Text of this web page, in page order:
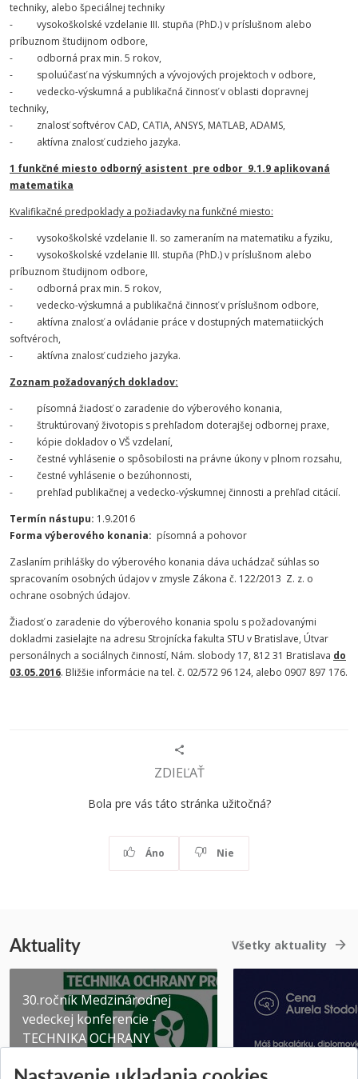
techniky, alebo špeciálnej techniky
- vysokoškolské vzdelanie III. stupňa (PhD.) v príslušnom alebo
príbuznom študijnom odbore,
- odborná prax min. 5 rokov,
- spoluúčasť na výskumných a vývojových projektoch v odbore,
- vedecko-výskumná a publikačná činnosť v oblasti dopravnej
techniky,
- znalosť softvérov CAD, CATIA, ANSYS, MATLAB, ADAMS,
- aktívna znalosť cudzieho jazyka.
1 funkčné miesto odborný asistent pre odbor 9.1.9 aplikovaná
matematika
Kvalifikačné predpoklady a požiadavky na funkčné miesto:
- vysokoškolské vzdelanie II. so zameraním na matematiku a fyziku,
- vysokoškolské vzdelanie III. stupňa (PhD.) v príslušnom alebo
príbuznom študijnom odbore,
- odborná prax min. 5 rokov,
- vedecko-výskumná a publikačná činnosť v príslušnom odbore,
- aktívna znalosť a ovládanie práce v dostupných matematiických
softvéroch,
- aktívna znalosť cudzieho jazyka.
Zoznam požadovaných dokladov:
- písomná žiadosť o zaradenie do výberového konania,
- štruktúrovaný životopis s prehľadom doterajšej odbornej praxe,
- kópie dokladov o VŠ vzdelaní,
- čestné vyhlásenie o spôsobilosti na právne úkony v plnom rozsahu,
- čestné vyhlásenie o bezúhonnosti,
- prehľad publikačnej a vedecko-výskumnej činnosti a prehľad citácií.
Termín nástupu: 1.9.2016
Forma výberového konania: písomná a pohovor
Zaslaním prihlášky do výberového konania dáva uchádzač súhlas so
spracovaním osobných údajov v zmysle Zákona č. 122/2013 Z. z. o
ochrane osobných údajov.
Žiadosť o zaradenie do výberového konania spolu s požadovanými
dokladmi zasielajte na adresu Strojnícka fakulta STU v Bratislave, Útvar
personálnych a sociálnych činností, Nám. slobody 17, 812 31 Bratislava do
03.05.2016. Bližšie informácie na tel. č. 02/572 96 124, alebo 0907 897 176.
ZDIEĽAŤ
Bola pre vás táto stránka užitočná?
Áno Nie
Aktuality Všetky aktuality
30.ročník Medzinárodnej
vedeckej konferencie -
TECHNIKA OCHRANY
Pridané 03.08.2026 Pridané 07.07.2026